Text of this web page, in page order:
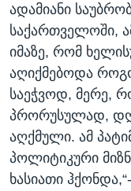
ადამიანი
საქართველოში,
იმაზე, რომ
აღიქმებოდა
საეჭვოდ, მერე,
პრორუსულად,
აღქმული. ამ
პოლიტიკური
ხასიათი